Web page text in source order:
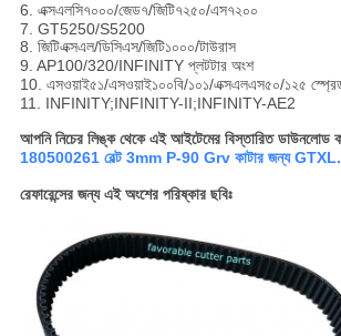
6. এক্সএলসি৭০০০/জেড৭/জিটি৭২৫০/এস৭২০০
7. GT5250/S5200
8. জিটিএক্সএল/ডিসিএস/জিটি১০০০/টাউরাস
9. AP100/320/INFINITY প্লটটার অংশ
10. এসওয়াই৫১/এসওয়াই১০০বি/১০১/এক্সএলএস৫০/১২৫
11. INFINITY;INFINITY-II;INFINITY-AE2
আপনি নিচের লিঙ্ক থেকে এই আইটেমের বিস্তারিত ডাউনলোড
180500261 বেল্ট 3mm P-90 Grv কাটার জন্য
রেফারেন্সের জন্য এই অংশের পরিষ্কার ছবিঃ